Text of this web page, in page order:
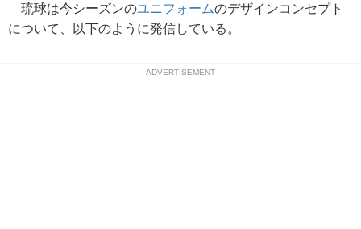
琉球は今シーズンのユニフォームのデザインコンセプト
について、以下のように発信している。
ADVERTISEMENT